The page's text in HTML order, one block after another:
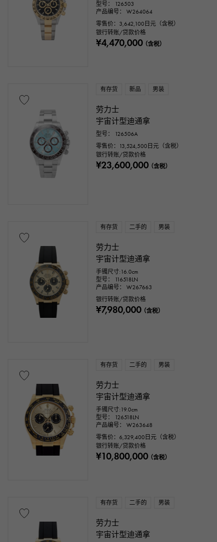
型号： 126503
产品编号： W264064
零售价： 3,642,100 日元（含税）
银行转账/贷款价格
¥4,470,000（含税）
有存货 新品 男装
劳力士
宇宙计型迪通拿
型号： 126506A
零售价：
13,524,500 日元（含税）
银行转账/贷款价格
¥23,600,000（含税）
有存货 二手的 男装
劳力士
宇宙计型迪通拿
手镯尺寸:16.0cm
型号： 116518LN
产品编号： W267663
银行转账/贷款价格
¥7,980,000（含税）
有存货 二手的 男装
劳力士
宇宙计型迪通拿
手镯尺寸:19.0cm
型号： 126518LN
产品编号： W263648
零售价：6,329,400 日元（含税）
银行转账/贷款价格
¥10,800,000（含税）
有存货 二手的 男装
劳力士
宇宙计型迪通拿